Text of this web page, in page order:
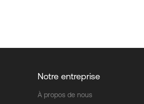
Notre entreprise
À propos de nous